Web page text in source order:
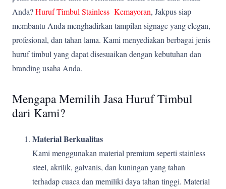
Anda?Huruf Timbul Stainless Kemayoran, Jakpus siap
membantu Anda menghadirkan tampilan signage yang elegan,
profesional, dan tahan lama. Kami menyediakan berbagai jenis
huruf timbul yang dapat disesuaikan dengan kebutuhan dan
branding usaha Anda.
Mengapa Memilih Jasa Huruf Timbul
dari Kami?
Material Berkualitas
Kami menggunakan material premium seperti stainless
steel, akrilik, galvanis, dan kuningan yang tahan
terhadap cuaca dan memiliki daya tahan tinggi. Material